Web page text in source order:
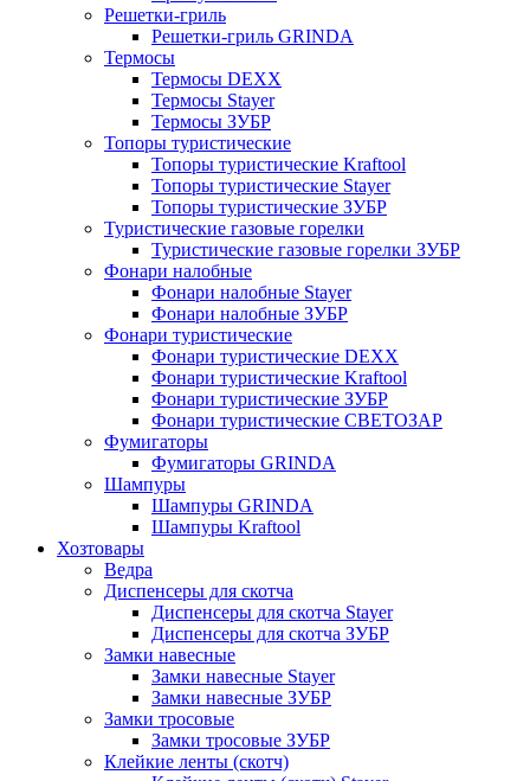
Решетки-гриль
Решетки-гриль GRINDA
Термосы
Термосы DEXX
Термосы Stayer
Термосы ЗУБР
Топоры туристические
Топоры туристические Kraftool
Топоры туристические Stayer
Топоры туристические ЗУБР
Туристические газовые горелки
Туристические газовые горелки ЗУБР
Фонари налобные
Фонари налобные Stayer
Фонари налобные ЗУБР
Фонари туристические
Фонари туристические DEXX
Фонари туристические Kraftool
Фонари туристические ЗУБР
Фонари туристические СВЕТОЗАР
Фумигаторы
Фумигаторы GRINDA
Шампуры
Шампуры GRINDA
Шампуры Kraftool
Хозтовары
Ведра
Диспенсеры для скотча
Диспенсеры для скотча Stayer
Диспенсеры для скотча ЗУБР
Замки навесные
Замки навесные Stayer
Замки навесные ЗУБР
Замки тросовые
Замки тросовые ЗУБР
Клейкие ленты (скотч)